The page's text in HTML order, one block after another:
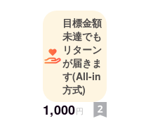
目標金額
未達でも
リターン
が届きま
す(All-in
方式)
1,000円